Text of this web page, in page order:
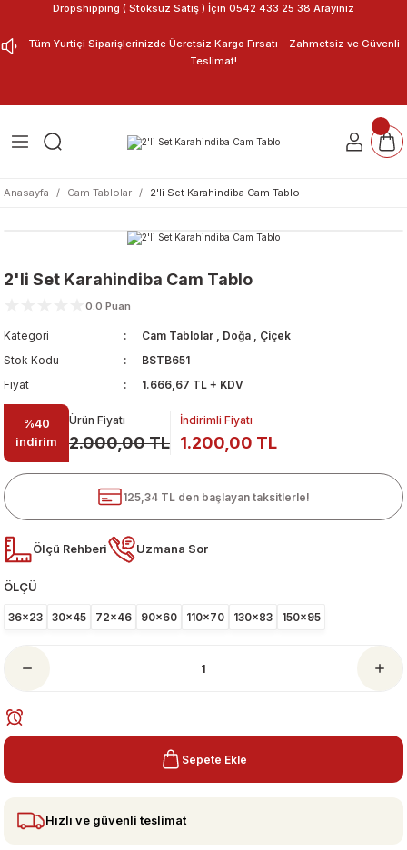
Dropshipping ( Stoksuz Satış ) İçin 0542 433 25 38 Arayınız
Tüm Yurtiçi Siparişlerinizde Ücretsiz Kargo Fırsatı - Zahmetsiz ve Güvenli
Teslimat!
Anasayfa Cam Tablolar 2'li Set Karahindiba Cam Tablo
2'li Set Karahindiba Cam Tablo
0.0 Puan
Kategori Cam Tablolar , Doğa , Çiçek
Stok Kodu
BSTB651
Fiyat
1.666,67 TL + KDV
%40
indirim
Ürün Fiyatı
2.000,00 TL
İndirimli Fiyatı
1.200,00 TL
125,34 TL den başlayan taksitlerle!
Ölçü Rehberi Uzmana Sor
ÖLÇÜ
36x23 30x45 72x46 90x60 110x70 130x83 150x95
Sepete Ekle
Hızlı ve güvenli teslimat